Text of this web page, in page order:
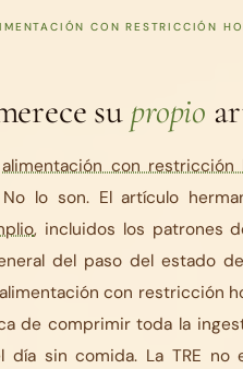
CON RESTRICCIÓN
su propio
alimentación con restricción
lo son. El artículo
, incluidos los patrones
del paso del estado
con restricción
de comprimir toda la
día sin comida. La TRE